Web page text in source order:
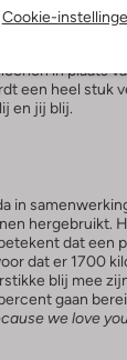
Cookie-
in plaats
een heel stuk
en jij blij.
in
hergebruikt.
dat een
dat er 1700
blij mee
gaan
we love